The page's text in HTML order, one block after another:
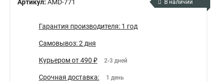
Артикул: AMD-771 В наличии
Гарантия производителя: 1 год
Самовывоз: 2 дня
Курьером от 490 ₽ 2-3 дней
Срочная доставка: 1 день